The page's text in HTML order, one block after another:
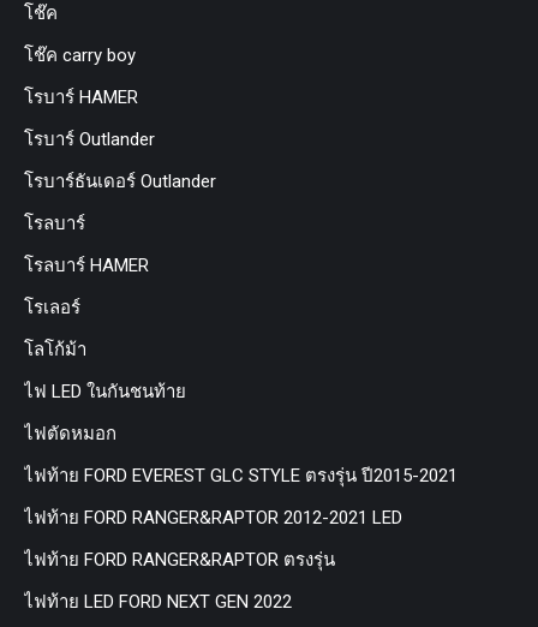
โช๊ค
โช๊ค carry boy
โรบาร์ HAMER
โรบาร์ Outlander
โรบาร์ธันเดอร์ Outlander
โรลบาร์
โรลบาร์ HAMER
โรเลอร์
โลโก้ม้า
ไฟ LED ในกันชนท้าย
ไฟตัดหมอก
ไฟท้าย FORD EVEREST GLC STYLE ตรงรุ่น ปี2015-2021
ไฟท้าย FORD RANGER&RAPTOR 2012-2021 LED
ไฟท้าย FORD RANGER&RAPTOR ตรงรุ่น
ไฟท้าย LED FORD NEXT GEN 2022